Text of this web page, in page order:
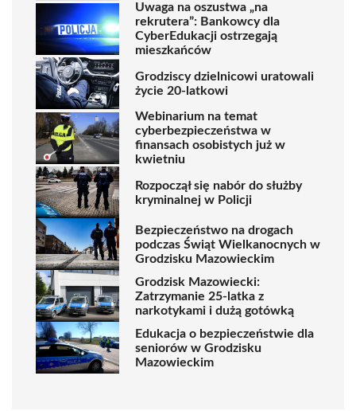
Uwaga na oszustwa „na
rekrutera”: Bankowcy dla
CyberEdukacji ostrzegają
mieszkańców
Grodziscy dzielnicowi uratowali
życie 20-latkowi
Webinarium na temat
cyberbezpieczeństwa w
finansach osobistych już w
kwietniu
Rozpoczął się nabór do służby
kryminalnej w Policji
Bezpieczeństwo na drogach
podczas Świąt Wielkanocnych w
Grodzisku Mazowieckim
Grodzisk Mazowiecki:
Zatrzymanie 25-latka z
narkotykami i dużą gotówką
Edukacja o bezpieczeństwie dla
seniorów w Grodzisku
Mazowieckim